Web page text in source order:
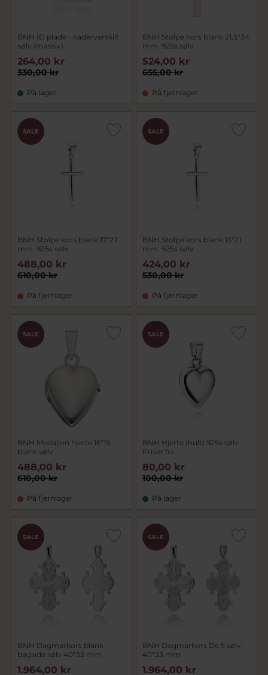
BNH ID plade - kaderverskilt
sølv (massiv)
330,00 kr
264,00 kr
På lager
BNH Stolpe kors blank 21,5*34
mm. 925s sølv
655,00 kr
524,00 kr
På fjernlager
SALE
BNH Stolpe kors blank 17*27
mm. 925s sølv
610,00 kr
488,00 kr
På fjernlager
SALE
BNH Stolpe kors blank 13*21
mm. 925s sølv
530,00 kr
424,00 kr
På fjernlager
SALE
BNH Medaljon hjerte 16*19
blank sølv
610,00 kr
488,00 kr
På fjernlager
SALE
BNH Hjerte (hult) 925s sølv
Priser fra
100,00 kr
80,00 kr
På lager
SALE
BNH Dagmarkors blank
bagside sølv 40*33 mm
1.964,00 kr
SALE
BNH Dagmarkors De 5 sølv
40*33 mm
1.964,00 kr